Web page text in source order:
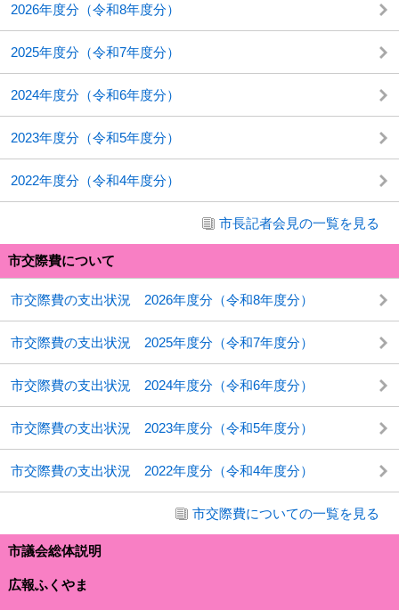
2026年度分（令和8年度分）
2025年度分（令和7年度分）
2024年度分（令和6年度分）
2023年度分（令和5年度分）
2022年度分（令和4年度分）
市長記者会見の一覧を見る
市交際費について
市交際費の支出状況 2026年度分（令和8年度分）
市交際費の支出状況 2025年度分（令和7年度分）
市交際費の支出状況 2024年度分（令和6年度分）
市交際費の支出状況 2023年度分（令和5年度分）
市交際費の支出状況 2022年度分（令和4年度分）
市交際費についての一覧を見る
市議会総体説明
広報ふくやま